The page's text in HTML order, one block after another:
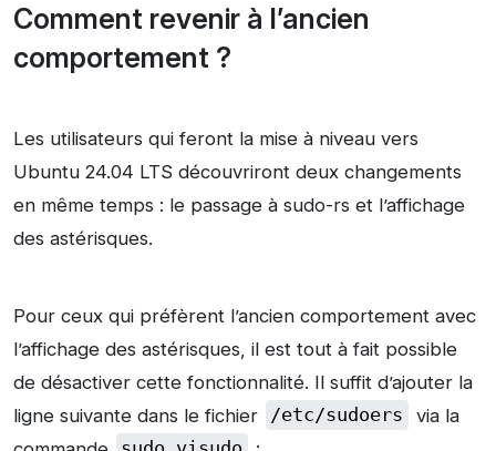
Comment revenir à l’ancien
comportement ?
Les utilisateurs qui feront la mise à niveau vers
Ubuntu 24.04 LTS découvriront deux changements
en même temps : le passage à sudo-rs et l’affichage
des astérisques.
Pour ceux qui préfèrent l’ancien comportement avec
l’affichage des astérisques, il est tout à fait possible
de désactiver cette fonctionnalité. Il suffit d’ajouter la
ligne suivante dans le fichier
/etc/sudoers
via la